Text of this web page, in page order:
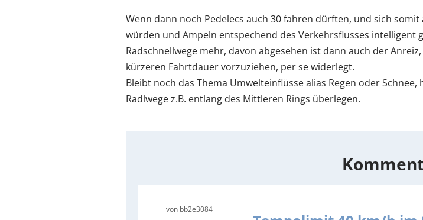
Wenn dann noch Pedelecs auch 30 fahren dürften, und sich
würden und Ampeln entspechend des Verkehrsflusses
Radschnellwege mehr, davon abgesehen ist dann auch der
kürzeren Fahrtdauer vorzuziehen, per se widerlegt.
Bleibt noch das Thema Umwelteinflüsse alias Regen oder
Radlwege z.B. entlang des Mittleren Rings überlegen.
von bb2e3084